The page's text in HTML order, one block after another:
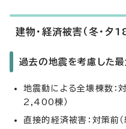
建物・経済被害（冬・夕
過去の地震を考慮した最
地震動による全壊棟数：
2,400棟）
直接的経済被害：対策